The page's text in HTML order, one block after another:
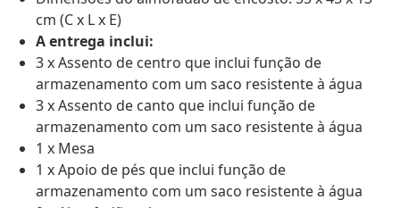
cm (C x L x E)
A entrega inclui:
3 x Assento de centro que inclui função de
armazenamento com um saco resistente à água
3 x Assento de canto que inclui função de
armazenamento com um saco resistente à água
1 x Mesa
1 x Apoio de pés que inclui função de
armazenamento com um saco resistente à água